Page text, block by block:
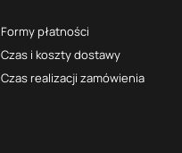
Formy płatności
Czas i koszty dostawy
Czas realizacji zamówienia